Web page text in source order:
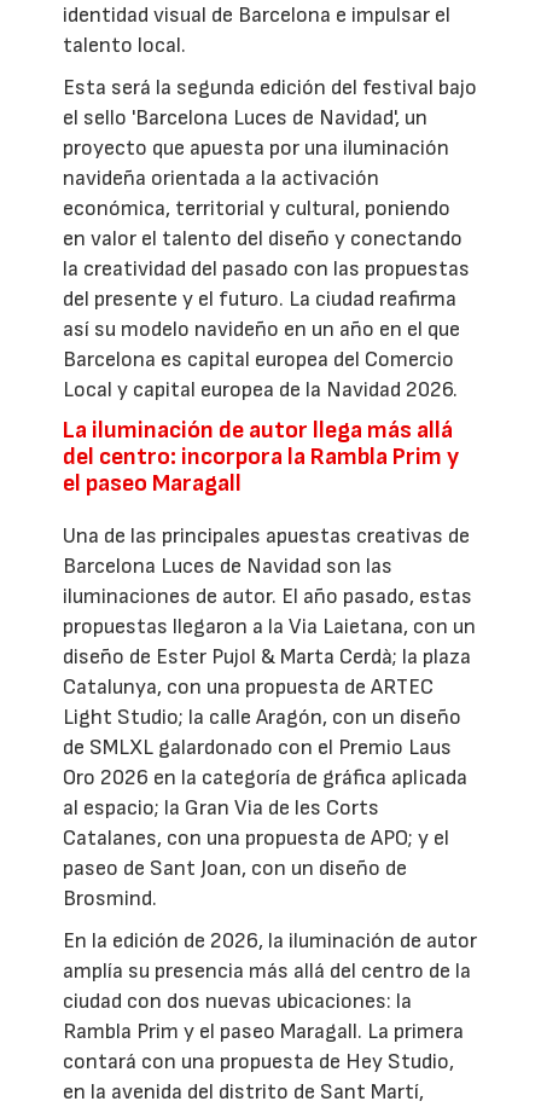
identidad visual de Barcelona e impulsar el
talento local.
Esta será la segunda edición del festival bajo
el sello 'Barcelona Luces de Navidad', un
proyecto que apuesta por una iluminación
navideña orientada a la activación
económica, territorial y cultural, poniendo
en valor el talento del diseño y conectando
la creatividad del pasado con las propuestas
del presente y el futuro. La ciudad reafirma
así su modelo navideño en un año en el que
Barcelona es capital europea del Comercio
Local y capital europea de la Navidad 2026.
La iluminación de autor llega más allá
del centro: incorpora la Rambla Prim y
el paseo Maragall
Una de las principales apuestas creativas de
Barcelona Luces de Navidad son las
iluminaciones de autor. El año pasado, estas
propuestas llegaron a la Via Laietana, con un
diseño de Ester Pujol & Marta Cerdà; la plaza
Catalunya, con una propuesta de ARTEC
Light Studio; la calle Aragón, con un diseño
de SMLXL galardonado con el Premio Laus
Oro 2026 en la categoría de gráfica aplicada
al espacio; la Gran Via de les Corts
Catalanes, con una propuesta de APO; y el
paseo de Sant Joan, con un diseño de
Brosmind.
En la edición de 2026, la iluminación de autor
amplía su presencia más allá del centro de la
ciudad con dos nuevas ubicaciones: la
Rambla Prim y el paseo Maragall. La primera
contará con una propuesta de Hey Studio,
en la avenida del distrito de Sant Martí,